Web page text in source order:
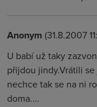
Anonym (31.8.2007
U babí už taky
přijdou jindy.Vrátili
nechce tak se na ni
doma....